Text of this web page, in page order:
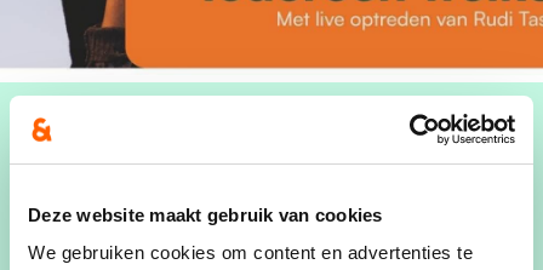
Deze website maakt gebruik van cookies
We gebruiken cookies om content en advertenties te
Wanneer